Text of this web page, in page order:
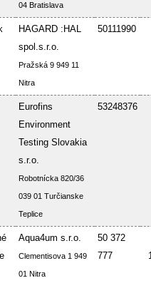
04 Bratislava
HAGARD :HAL
spol.s.r.o.
Pražská 9 949 11
Nitra
50111990
Eurofins
Environment
Testing Slovakia
s.r.o.
Robotnícka 820/36
039 01 Turčianske
Teplice
53248376
Aqua4um s.r.o.
Clementisova 1 949
01 Nitra
50 372
777